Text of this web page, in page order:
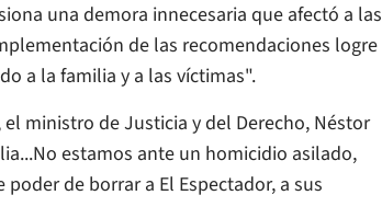
una demora innecesaria que afectó a las
de las recomendaciones logre
a la familia y a las víctimas".
ministro de Justicia y del Derecho, Néstor
estamos ante un homicidio asilado,
poder de borrar a El Espectador, a sus